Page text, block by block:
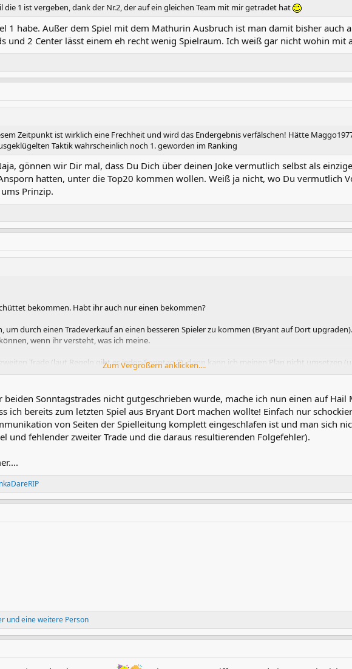
1 ist vergeben, dank der Nr.2, der auf ein gleichen Team mit mir getradet hat
1 habe. Außer dem Spiel mit dem Mathurin Ausbruch ist man damit bisher auch
und 2 Center lässt einem eh recht wenig Spielraum. Ich weiß gar nicht wohin mit
Zeitpunkt ist wirklich eine Frechheit und wird das Endergebnis verfälschen! Hätte
Taktik wahrscheinlich noch 1. geworden im Ranking
gönnen wir Dir mal, dass Du Dich über deinen Joke vermutlich selbst als
hatten, unter die Top20 kommen wollen. Weiß ja nicht, wo Du vermutlich
Prinzip.
bekommen. Habt ihr auch nur einen bekommen?
um durch einen Tradeverkauf an einen besseren Spieler zu kommen (Bryant auf Dort
wenn ihr versteht, was ich meine.
Trade (laut Regeln gibt es jeden Sonntag 2), dann kann ich meinen Plan nicht umsetzen
Zum Vergrößern anklicken....
Sonntagstrades nicht gutgeschrieben wurde, mache ich nun einen auf Hail
ich bereits zum letzten Spiel aus Bryant Dort machen wollte! Einfach nur
von Seiten der Spielleitung komplett eingeschlafen ist und man sich
und fehlender zweiter Trade und die daraus resultierenden Folgefehler).
und eine weitere Person